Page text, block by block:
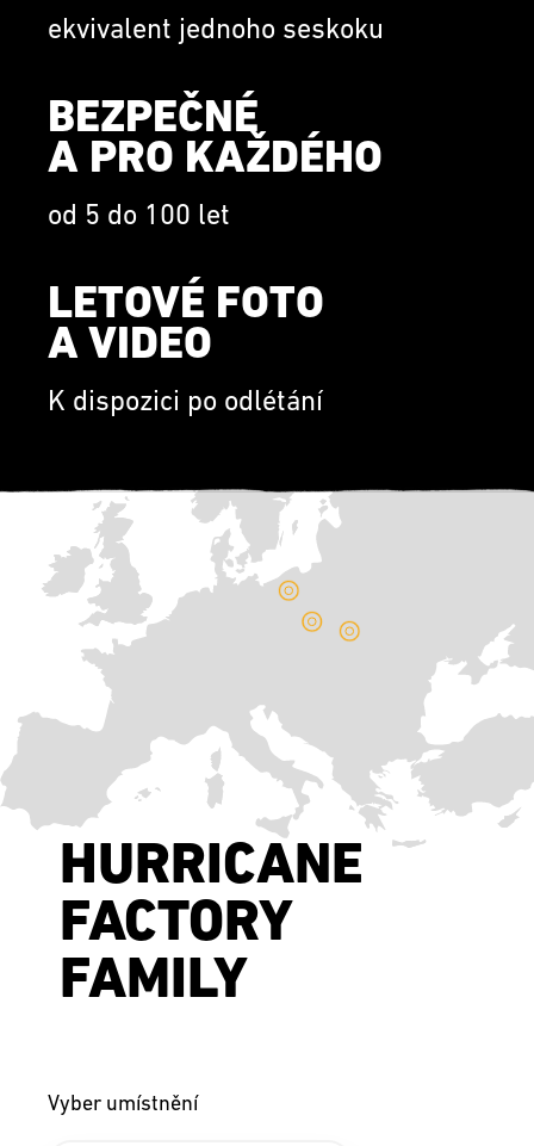
ekvivalent jednoho seskoku
BEZPEČNÉ
A PRO KAŽDÉHO
od 5 do 100 let
LETOVÉ FOTO
A VIDEO
K dispozici po odlétání
HURRICANE
FACTORY
FAMILY
Vyber umístnění